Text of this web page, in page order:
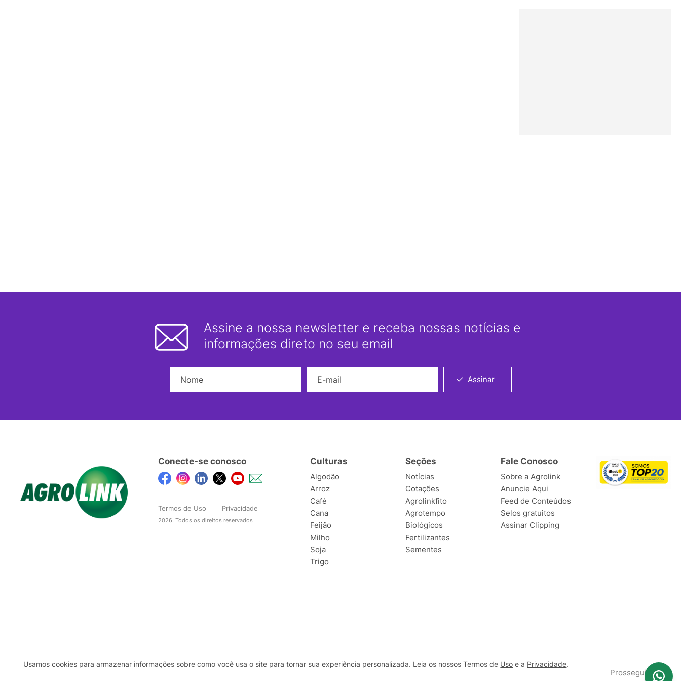
Assine a nossa newsletter e receba nossas notícias e
informações direto no seu email
Assinar
Conecte-se conosco
Termos de Uso Privacidade
2026, Todos os direitos reservados
Culturas
Algodão
Arroz
Café
Cana
Feijão
Milho
Soja
Trigo
Seções
Notícias
Cotações
Agrolinkfito
Agrotempo
Biológicos
Fertilizantes
Sementes
Fale Conosco
Sobre a Agrolink
Anuncie Aqui
Feed de Conteúdos
Selos gratuitos
Assinar Clipping
Usamos cookies para armazenar informações sobre como você usa o site para tornar sua experiência personalizada. Leia os nossos Termos de Uso e a Privacidade.
Prosseguir